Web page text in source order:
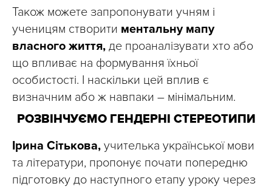
Також можете запропонувати учням і
ученицям створити ментальну мапу
власного життя, де проаналізувати хто або
що впливає на формування їхньої
особистості. І наскільки цей вплив є
визначним або ж навпаки – мінімальним.
РОЗВІНЧУЄМО ГЕНДЕРНІ СТЕРЕОТИПИ
Ірина Сітькова, учителька української мови
та літератури, пропонує почати попередню
підготовку до наступного етапу уроку через